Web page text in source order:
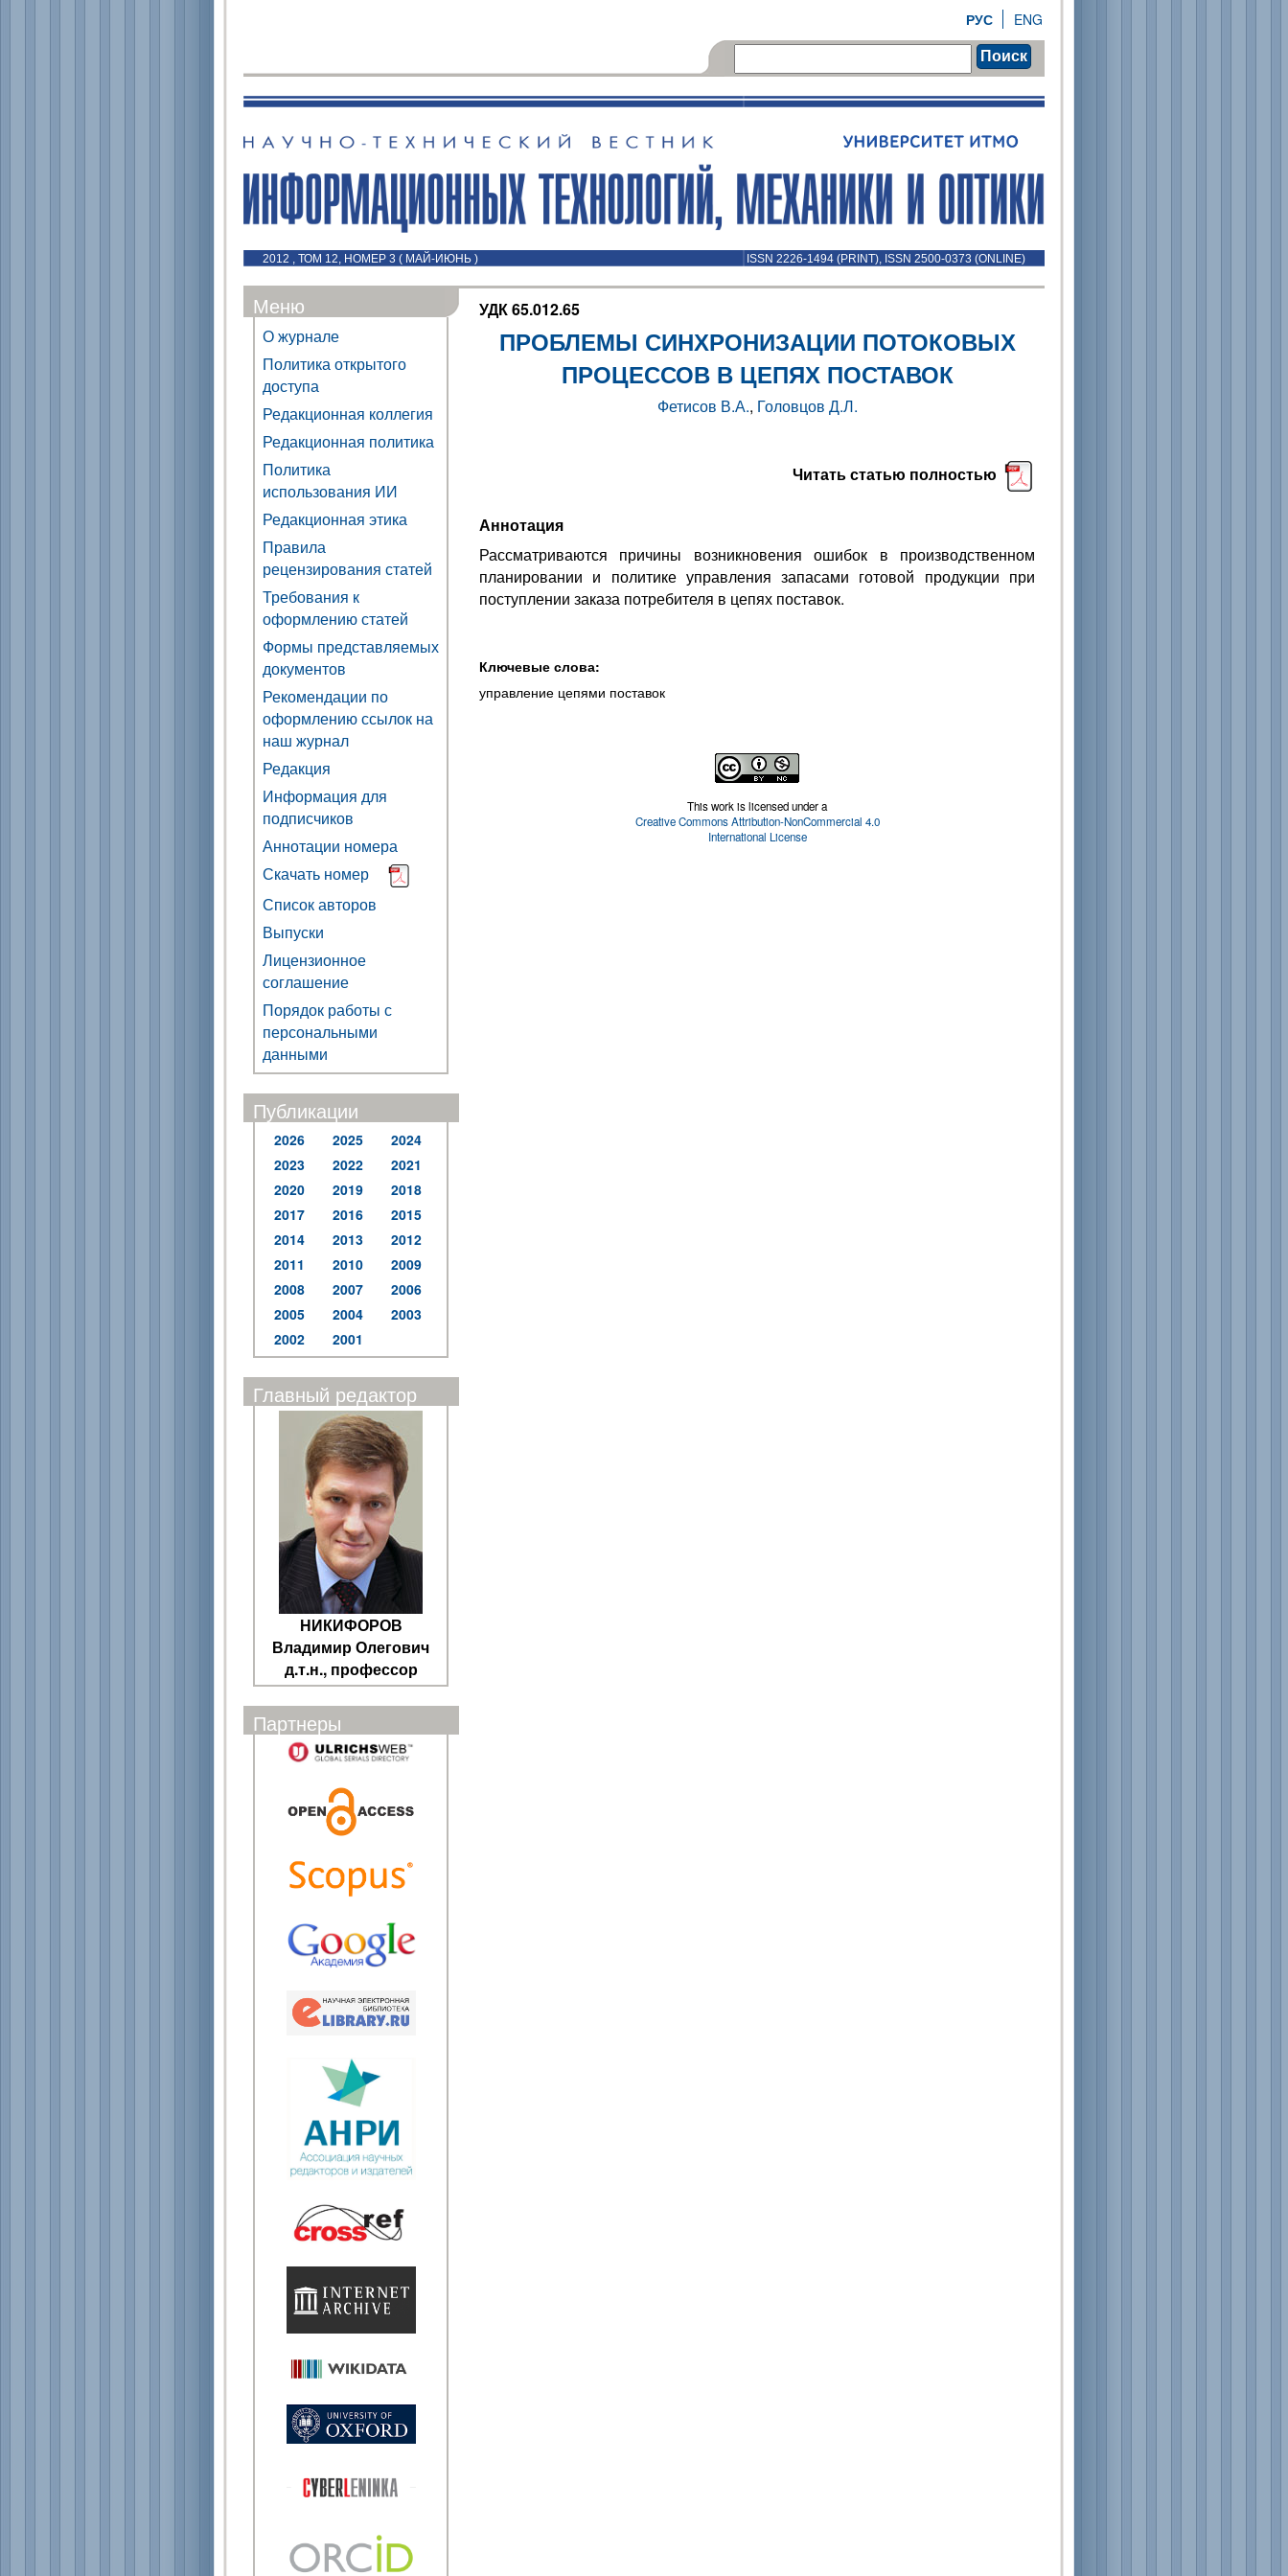
ENG
РУС
Поиск
2012 , ТОМ 12, НОМЕР 3 ( МАЙ-ИЮНЬ ) ISSN 2226-1494 (PRINT), ISSN 2500-0373 (ONLINE)
Меню
О журнале
Политика открытого
доступа
Редакционная коллегия
Редакционная политика
Политика
использования ИИ
Редакционная этика
Правила
рецензирования статей
Требования к
оформлению статей
Формы представляемых
документов
Рекомендации по
оформлению ссылок на
наш журнал
Редакция
Информация для
подписчиков
Аннотации номера
Скачать номер
Список авторов
Выпуски
Лицензионное
соглашение
Порядок работы с
персональными
данными
Публикации
2026 2025
2024
2023
2022
2021
2020
2019
2018
2017
2016
2015
2014
2013
2012
2011
2010
2009
2008
2007
2006
2005
2004
2003
2002
2001
Главный редактор
НИКИФОРОВ
Владимир Олегович
д.т.н., профессор
Партнеры
УДК 65.012.65
ПРОБЛЕМЫ СИНХРОНИЗАЦИИ ПОТОКОВЫХ
ПРОЦЕССОВ В ЦЕПЯХ ПОСТАВОК
Фетисов В.А., Головцов Д.Л.
Читать статью полностью
Аннотация
Рассматриваются причины возникновения ошибок в производственном
планировании и политике управления запасами готовой продукции при
поступлении заказа потребителя в цепях поставок.
Ключевые слова:
управление цепями поставок
This work is licensed under a
Creative Commons Attribution-NonCommercial 4.0
International License